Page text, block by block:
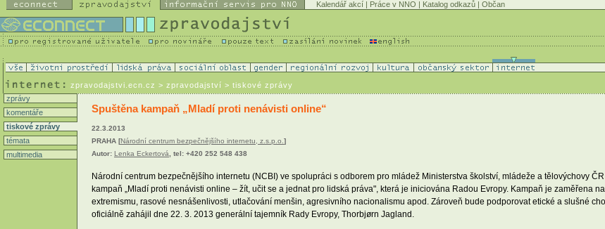
Kalendář akcí | Práce v NNO | Katalog odkazů | Občan
zpravodajstvi.ecn.cz > zpravodajství > tiskové zprávy
zprávy
komentáře
tiskové zprávy
témata
multimedia
Spuštěna kampaň „Mladí proti nenávisti online“
22.3.2013
PRAHA [Národní centrum bezpečnějšího internetu, z.s.p.o.]
Autor: Lenka Eckertová, tel: +420 252 548 438
Národní centrum bezpečnějšího internetu (NCBI) ve spolupráci s odborem pro mládež Ministerstva školství, mládeže a tělovýchovy
kampaň „Mladí proti nenávisti online – žít, učit se a jednat pro lidská práva", která je iniciována Radou Evropy. Kampaň je zaměřena
extremismu, rasové nesnášenlivosti, utlačování menšin, agresivního nacionalismu apod. Zároveň bude podporovat etické a slušné
oficiálně zahájil dne 22. 3. 2013 generální tajemník Rady Evropy, Thorbjørn Jagland.